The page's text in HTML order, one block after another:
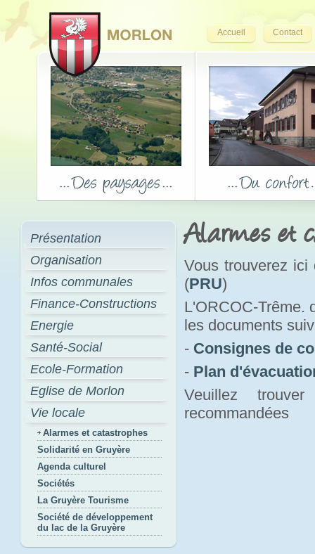
Accueil Contact
Présentation
Organisation
Infos communales
Finance-Constructions
Energie
Santé-Social
Ecole-Formation
Eglise de Morlon
Vie locale
Alarmes et catastrophes
Solidarité en Gruyère
Agenda culturel
Sociétés
La Gruyère Tourisme
Société de développement
du lac de la Gruyère
Alarmes et
Vous trouverez ici
(PRU)
L'ORCOC-Trême.
les documents
- Consignes de
- Plan
Veuillez
recommandées